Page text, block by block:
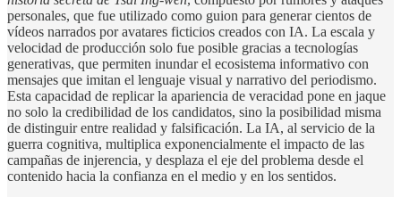
personales, que fue utilizado como guion para generar cientos de
vídeos narrados por avatares ficticios creados con IA. La escala y
velocidad de producción solo fue posible gracias a tecnologías
generativas, que permiten inundar el ecosistema informativo con
mensajes que imitan el lenguaje visual y narrativo del periodismo.
Esta capacidad de replicar la apariencia de veracidad pone en jaque
no solo la credibilidad de los candidatos, sino la posibilidad misma
de distinguir entre realidad y falsificación. La IA, al servicio de la
guerra cognitiva, multiplica exponencialmente el impacto de las
campañas de injerencia, y desplaza el eje del problema desde el
contenido hacia la confianza en el medio y en los sentidos.